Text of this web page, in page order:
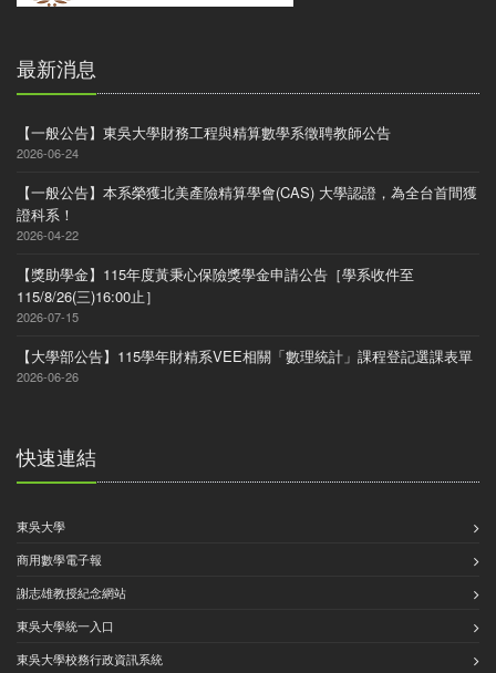
最新消息
【一般公告】東吳大學財務工程與精算數學系徵聘教師公告
2026-06-24
【一般公告】本系榮獲北美產險精算學會(CAS) 大學認證，為全台首間獲
證科系！
2026-04-22
【獎助學金】115年度黃秉心保險獎學金申請公告［學系收件至
115/8/26(三)16:00止］
2026-07-15
【大學部公告】115學年財精系VEE相關「數理統計」課程登記選課表單
2026-06-26
快速連結
東吳大學
商用數學電子報
謝志雄教授紀念網站
東吳大學統一入口
東吳大學校務行政資訊系統